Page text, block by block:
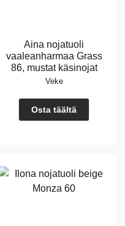
Aina nojatuoli
vaaleanharmaa Grass
86, mustat käsinojat
Veke
Osta täältä